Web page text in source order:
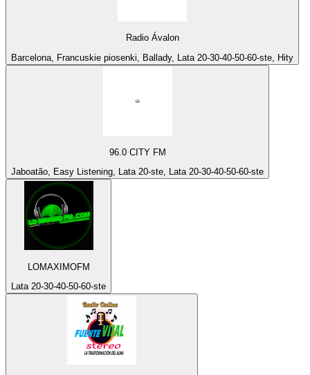
Radio Ávalon
Barcelona, Francuskie piosenki, Ballady, Lata 20-30-40-50-60-ste, Hity
96.0 CITY FM
Jaboatão, Easy Listening, Lata 20-ste, Lata 20-30-40-50-60-ste
LOMAXIMOFM
Lata 20-30-40-50-60-ste